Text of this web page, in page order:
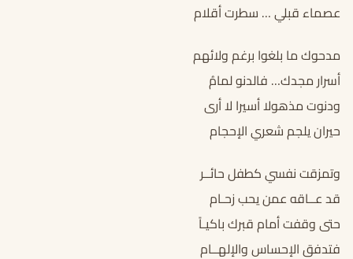
عصماء قبلي … سطرت أقلام
مدحوك ما بلغوا برغم ولائهم
أسرار مجدك… فالدنو لمامُ
ودنوت مذهولا أسيرا لا أرى
حيران يلجم شعري الإحجام
وتمزقت نفسي كطفل حائــر
قد عــاقه عمن يحب زحـام
حتى وقفت أمام قبرك باكيـاً
فتدفق الإحساس والإلهــام